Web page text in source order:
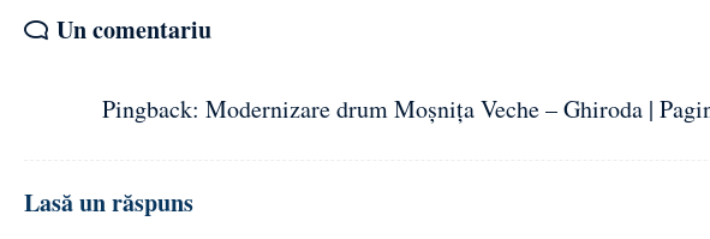
Un comentariu
Pingback: Modernizare drum Moșnița Veche – Ghiroda |
Lasă un răspuns